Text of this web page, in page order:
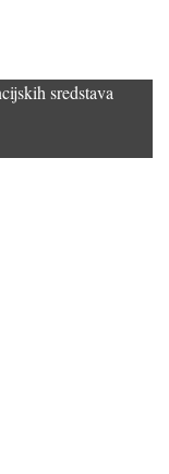
sredstava